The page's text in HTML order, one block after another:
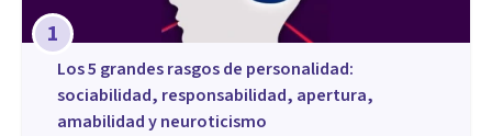
1
Los 5 grandes rasgos de personalidad:
sociabilidad, responsabilidad, apertura,
amabilidad y neuroticismo